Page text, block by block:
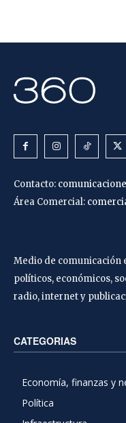
Contacto:
Área Comercial:
Medio de comunicación
políticos, económicos,
radio, internet y
CATEGORIAS
Economía, finanzas y
Política